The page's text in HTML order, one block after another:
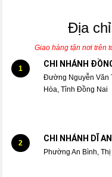
Địa
Giao hàng tận nơi trên
1 CHI NHÁNH
Đường Nguyễn Văn
Hòa, Tỉnh Đồng Nai
2 CHI NHÁNH DĨ
Phường An Bình,